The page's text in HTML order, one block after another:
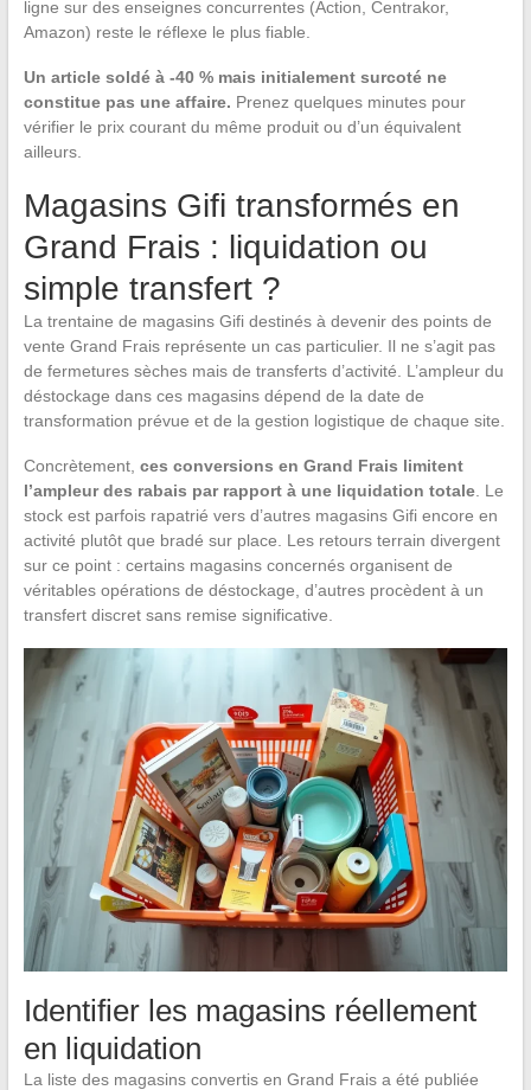
ligne sur des enseignes concurrentes (Action, Centrakor,
Amazon) reste le réflexe le plus fiable.
Un article soldé à -40 % mais initialement surcoté ne
constitue pas une affaire. Prenez quelques minutes pour
vérifier le prix courant du même produit ou d’un équivalent
ailleurs.
Magasins Gifi transformés en
Grand Frais : liquidation ou
simple transfert ?
La trentaine de magasins Gifi destinés à devenir des points de
vente Grand Frais représente un cas particulier. Il ne s’agit pas
de fermetures sèches mais de transferts d’activité. L’ampleur du
déstockage dans ces magasins dépend de la date de
transformation prévue et de la gestion logistique de chaque site.
Concrètement, ces conversions en Grand Frais limitent
l’ampleur des rabais par rapport à une liquidation totale. Le
stock est parfois rapatrié vers d’autres magasins Gifi encore en
activité plutôt que bradé sur place. Les retours terrain divergent
sur ce point : certains magasins concernés organisent de
véritables opérations de déstockage, d’autres procèdent à un
transfert discret sans remise significative.
Identifier les magasins réellement
en liquidation
La liste des magasins convertis en Grand Frais a été publiée